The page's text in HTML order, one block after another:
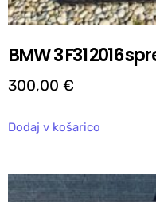
BMW 3 F31 2016
300,00 €
Dodaj v košarico